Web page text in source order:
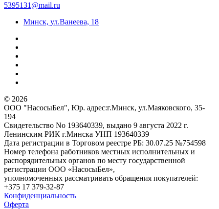
5395131@mail.ru
Минск, ул.Ванеева, 18
© 2026
ООО "НасосыБел", Юр. адрес:г.Минск, ул.Маяковского, 35-
194
Свидетельство No 193640339, выдано 9 августа 2022 г.
Ленинским РИК г.Минска УНП 193640339
Дата регистрации в Торговом реестре РБ: 30.07.25 №754598
Номер телефона работников местных исполнительных и
распорядительных органов по месту государственной
регистрации ООО «НасосыБел»,
уполномоченных рассматривать обращения покупателей:
+375 17 379-32-87
Конфиденциальность
Оферта